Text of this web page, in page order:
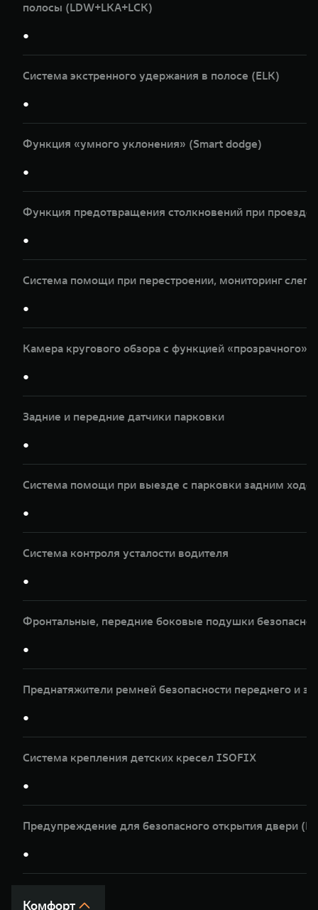
полосы (LDW+LKA+LCK)
●
Система экстренного удержания в полосе (ELK)
●
Функция «умного уклонения» (Smart dodge)
●
Функция предотвращения столкновений при проезде
●
Система помощи при перестроении, мониторинг
●
Камера кругового обзора с функцией «прозрачного»
●
Задние и передние датчики парковки
●
Система помощи при выезде с парковки задним
●
Система контроля усталости водителя
●
Фронтальные, передние боковые подушки
●
Преднатяжители ремней безопасности переднего и
●
Система крепления детских кресел ISOFIX
●
Предупреждение для безопасного открытия двери
●
Комфорт